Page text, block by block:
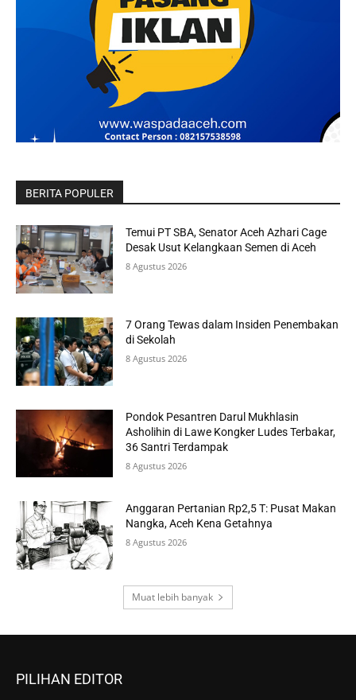
BERITA POPULER
Temui PT SBA, Senator Aceh Azhari Cage
Desak Usut Kelangkaan Semen di Aceh
8 Agustus 2026
7 Orang Tewas dalam Insiden Penembakan
di Sekolah
8 Agustus 2026
Pondok Pesantren Darul Mukhlasin
Asholihin di Lawe Kongker Ludes Terbakar,
36 Santri Terdampak
8 Agustus 2026
Anggaran Pertanian Rp2,5 T: Pusat Makan
Nangka, Aceh Kena Getahnya
8 Agustus 2026
Muat lebih banyak
PILIHAN EDITOR